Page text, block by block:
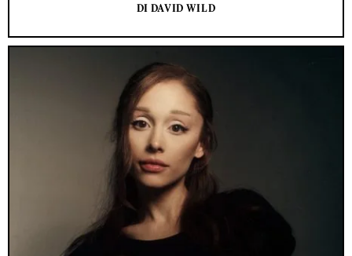
DI DAVID WILD